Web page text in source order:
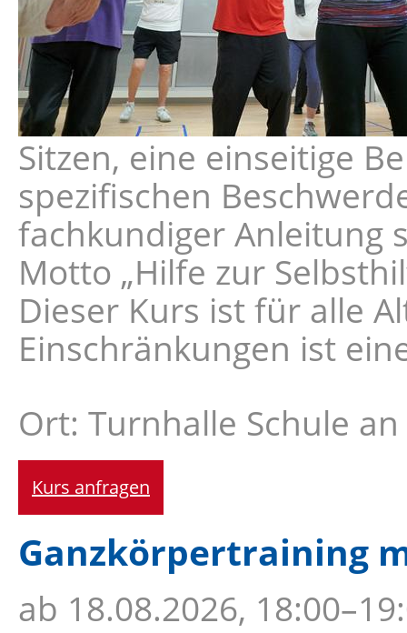
Sitzen, eine einseitige
spezifischen
fachkundiger Anleitung
Motto „Hilfe zur
Dieser Kurs ist für alle
Einschränkungen ist
Ort: Turnhalle Schule
Kurs anfragen
Ganzkörpertraining
ab 18.08.2026,